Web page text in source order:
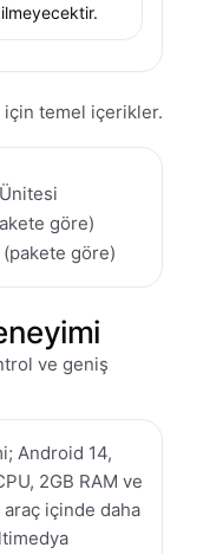
için temel içerikler.
göre)
(pakete göre)
ve geniş
Android 14,
2GB RAM ve
araç içinde daha